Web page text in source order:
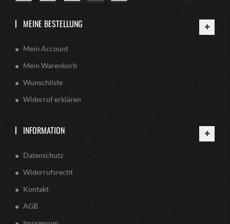
MEINE BESTELLUNG
Mein Account
Mein Warenkorb
Wunschliste
Widerruf erklären
INFORMATION
Datenschutz
Widerrufsrecht
Kontakt
AGB